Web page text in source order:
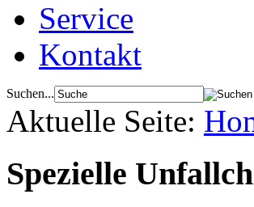
Service
Kontakt
Suchen...
Aktuelle Seite:
Spezielle